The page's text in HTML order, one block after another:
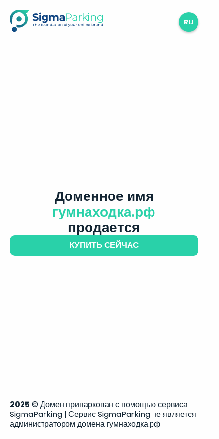
RU
Доменное имя
гумнаходка.рф
продается
КУПИТЬ СЕЙЧАС
2025 © Домен припаркован с помощью сервиса
SigmaParking | Сервис SigmaParking не является
администратором домена гумнаходка.рф